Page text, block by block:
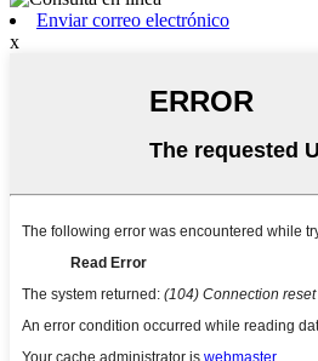
Enviar correo electrónico
x